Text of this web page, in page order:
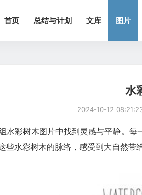
首页 总结与计划 文库 图片
水
2024-10-12
水彩树木图片中找到灵感与平静。
些水彩树木的脉络，感受到大自然带